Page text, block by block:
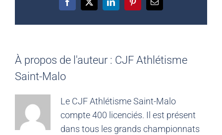
Facebook
X LinkedInPinterestEmail
À propos de l'auteur : CJF Athlétisme
Saint-Malo
Le CJF Athlétisme Saint-Malo
compte 400 licenciés. Il est présent
dans tous les grands championnats